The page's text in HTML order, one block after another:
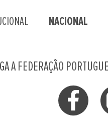
NACIONAL
A FEDERAÇÃO